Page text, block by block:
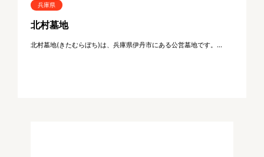
兵庫県
北村墓地
北村墓地(きたむらぼち)は、兵庫県伊丹市にある公営墓地です。...